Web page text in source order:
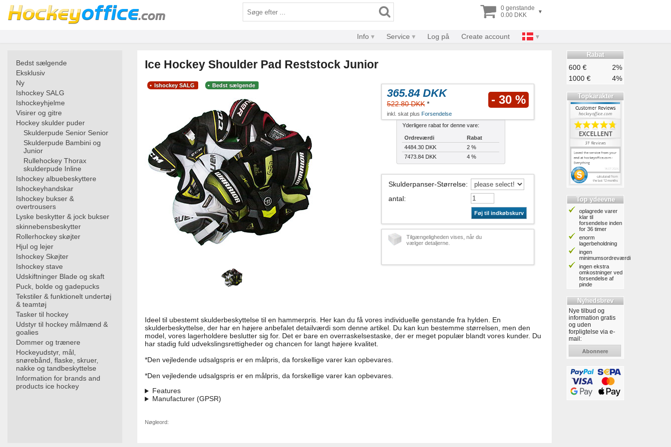
0 genstande
0.00 DKK
▾
Info Service Log på Create account
Bedst sælgende
Eksklusiv
Ny
Ishockey SALG
Ishockeyhjelme
Visirer og gitre
Hockey skulder puder
Skulderpude Senior Senior
Skulderpude Bambini og
Junior
Rullehockey Thorax
skulderpude Inline
Ishockey albuebeskyttere
Ishockeyhandskar
Ishockey bukser &
overtrousers
Lyske beskytter & jock bukser
skinnebensbeskytter
Rollerhockey skøjter
Hjul og lejer
Ishockey Skøjter
Ishockey stave
Udskiftninger Blade og skaft
Puck, bolde og gadepucks
Tekstiler & funktionelt undertøj
& teamtøj
Tasker til hockey
Udstyr til hockey målmænd &
goalies
Dommer og trænere
Hockeyudstyr, mål,
snørebånd, flaske, skruer,
nakke og tandbeskyttelse
Information for brands and
products ice hockey
Ice Hockey Shoulder Pad Reststock Junior
Ishockey SALG Bedst sælgende
365.84 DKK
522.80 DKK * - 30 %
inkl. skat plus Forsendelse
Yderligere rabat for denne vare:
Ordreværdi
Rabat
4484.30 DKK
2 %
7473.84 DKK
4 %
Skulderpanser-Størrelse:
antal:
Føj til indkøbskurv
Tilgængeligheden vises, når du
vælger detaljerne.
Ideel til ubestemt skulderbeskyttelse til en hammerpris. Her kan du få vores individuelle genstande fra hylden. En
skulderbeskyttelse, der har en højere anbefalet detailværdi som denne artikel. Du kan kun bestemme størrelsen, men den
model, vores lagerholdere beslutter sig for. Det er bare en overraskelsestaske, der er meget populær blandt vores kunder. Du
har stadig fuld udvekslingsrettigheder og chancen for langt højere kvalitet.
*Den vejledende udsalgspris er en målpris, da forskellige varer kan opbevares.
*Den vejledende udsalgspris er en målpris, da forskellige varer kan opbevares.
Features
Manufacturer (GPSR)
Nøgleord:
Rabat
600 €
2%
1000 €
4%
Topkarakter
Top ydeevne
oplagrede varer
klar til
forsendelse inden
for 36 timer
enorm
lagerbeholdning
ingen
minimumsordreværdi
ingen ekstra
omkostninger ved
forsendelse af
pinde
Nyhedsbrev
Nye tilbud og
information gratis
og uden
forpligtelse via e-
mail:
Abonnere